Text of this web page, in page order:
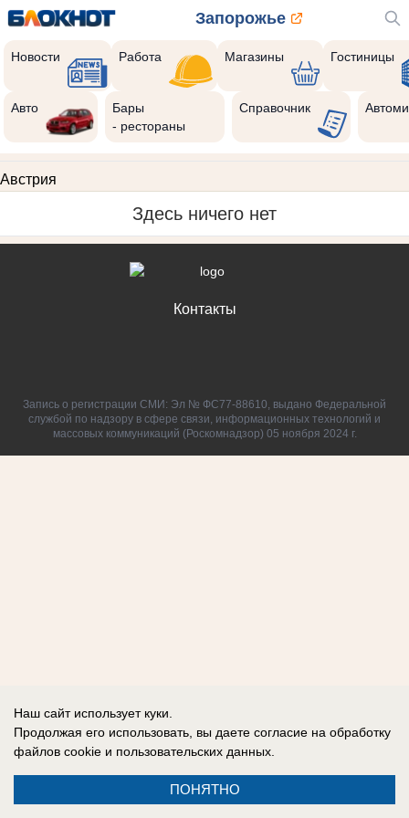
Запорожье
Новости Работа Магазины Гостиницы
Авто
Бары
- рестораны
Справочник
Австрия
Здесь ничего нет
Контакты
Запись о регистрации СМИ: Эл № ФС77-88610, выдано Федеральной
службой по надзору в сфере связи, информационных технологий и
массовых коммуникаций (Роскомнадзор) 05 ноября 2024 г.
Наш сайт использует куки.
Продолжая его использовать, вы даете согласие на обработку
файлов cookie и пользовательских данных.
ПОНЯТНО